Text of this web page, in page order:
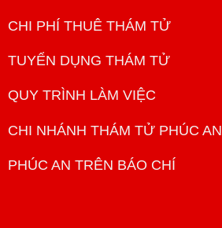
CHI PHÍ THUÊ THÁM TỬ
TUYỂN DỤNG THÁM TỬ
QUY TRÌNH LÀM VIỆC
CHI NHÁNH THÁM TỬ PHÚC AN
PHÚC AN TRÊN BÁO CHÍ